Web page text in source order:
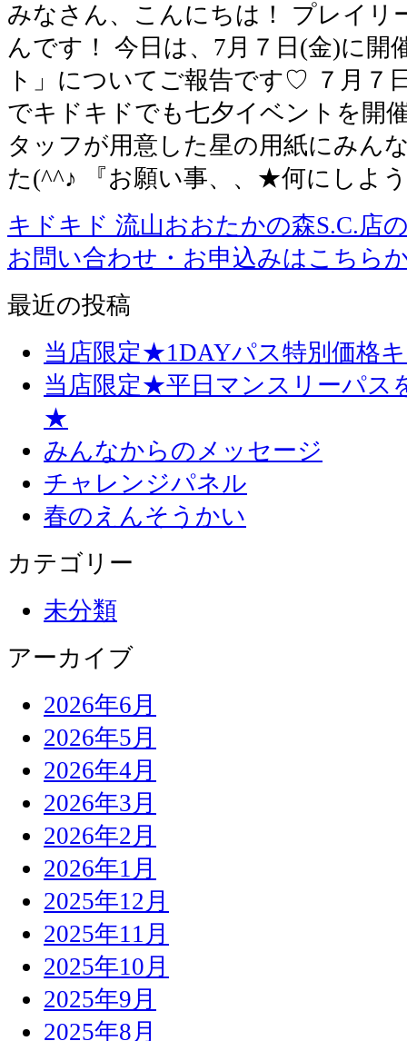
みなさん、こんにちは！ プレイリ
んです！ 今日は、7月７日(金)に開
ト」についてご報告です♡ ７月
でキドキドでも七夕イベントを開
タッフが用意した星の用紙にみん
た(^^♪ 『お願い事、、★何にしよ
キドキド 流山おおたかの森S.C.店
お問い合わせ・お申込みはこちら
最近の投稿
当店限定★1DAYパス特別価格
当店限定★平日マンスリーパス
★
みんなからのメッセージ
チャレンジパネル
春のえんそうかい
カテゴリー
未分類
アーカイブ
2026年6月
2026年5月
2026年4月
2026年3月
2026年2月
2026年1月
2025年12月
2025年11月
2025年10月
2025年9月
2025年8月